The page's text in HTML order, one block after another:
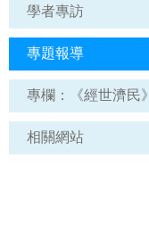
學者專訪
專題報導
專欄：《經世濟民》
相關網站